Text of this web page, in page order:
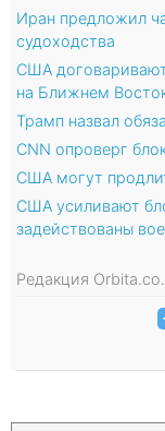
Иран предложил
судоходства
США
на Ближнем
Трамп назвал
CNN опроверг
США могут
США усиливают
задействованы
Редакция